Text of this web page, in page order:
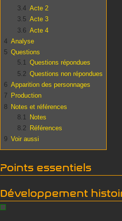
3.4 Acte 2
3.5 Acte 3
3.6 Acte 4
4 Analyse
5 Questions
5.1 Questions répondues
5.2 Questions non répondues
6 Apparition des personnages
7 Production
8 Notes et références
8.1
Notes
8.2
Références
9 Voir aussi
Points essentiels
Développement